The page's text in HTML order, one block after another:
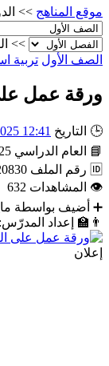
موقع المناهج >>
>>
الصف الأول تربية
ورقة عمل
🕒 التاريخ 12:41 2025-10-23
📘
العام الدراسي
🆔 رقم الملف
👁
المشاهدات 632
➕
أضيف بواسطة
👨‍🏫
إعداد المدرّس:
إعلان